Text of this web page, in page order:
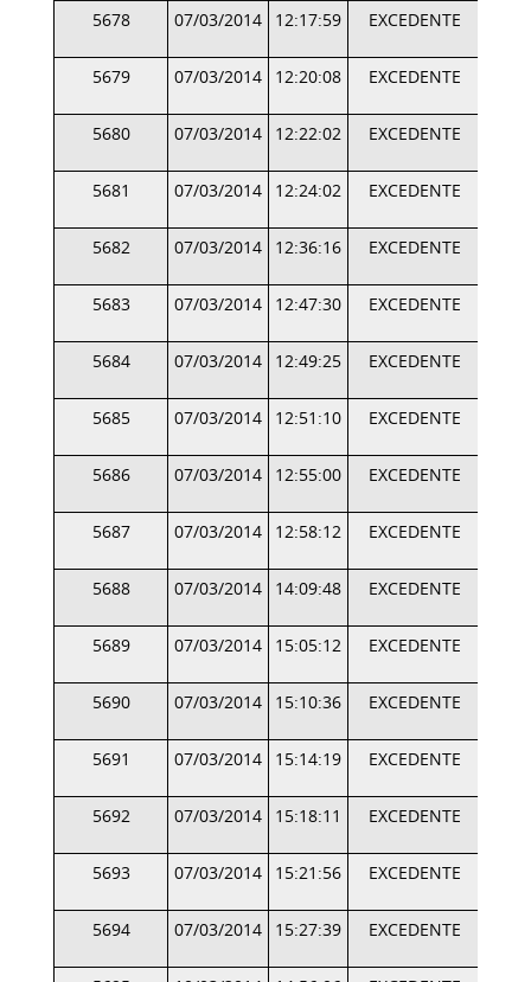
5678 07/03/2014 12:17:59 EXCEDENTE
5679 07/03/2014 12:20:08 EXCEDENTE
5680 07/03/2014 12:22:02 EXCEDENTE
5681 07/03/2014 12:24:02 EXCEDENTE
5682 07/03/2014 12:36:16 EXCEDENTE
5683 07/03/2014 12:47:30 EXCEDENTE
5684 07/03/2014 12:49:25 EXCEDENTE
5685 07/03/2014 12:51:10 EXCEDENTE
5686 07/03/2014 12:55:00 EXCEDENTE
5687 07/03/2014 12:58:12 EXCEDENTE
5688 07/03/2014 14:09:48 EXCEDENTE
5689 07/03/2014 15:05:12 EXCEDENTE
5690 07/03/2014 15:10:36 EXCEDENTE
5691 07/03/2014 15:14:19 EXCEDENTE
5692 07/03/2014 15:18:11 EXCEDENTE
5693 07/03/2014 15:21:56 EXCEDENTE
5694 07/03/2014 15:27:39 EXCEDENTE